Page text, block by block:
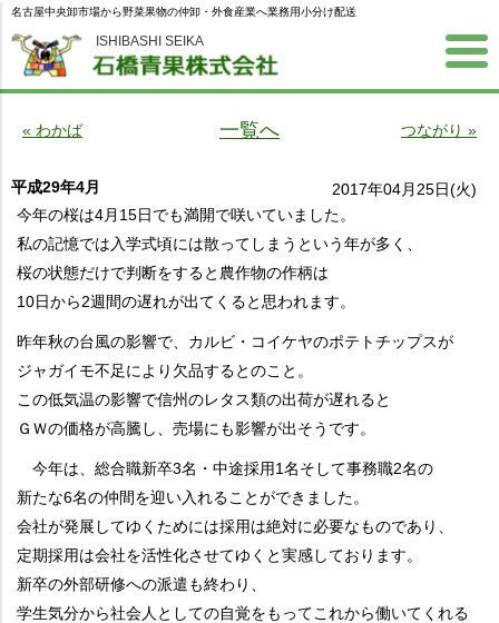
ISHIBASHI SEIKA
名古屋中央卸市場から野菜果物の仲卸・外食産業へ業務用小分け配送
« わかば 一覧へ つながり »
平成29年4月
2017年04月25日(火)
今年の桜は4月15日でも満開で咲いていました。
私の記憶では入学式頃には散ってしまうという年が多く、
桜の状態だけで判断をすると農作物の作柄は
10日から2週間の遅れが出てくると思われます。
昨年秋の台風の影響で、カルビ・コイケヤのポテトチップスが
ジャガイモ不足により欠品するとのこと。
この低気温の影響で信州のレタス類の出荷が遅れると
ＧＷの価格が高騰し、売場にも影響が出そうです。
今年は、総合職新卒3名・中途採用1名そして事務職2名の
新たな6名の仲間を迎い入れることができました。
会社が発展してゆくためには採用は絶対に必要なものであり、
定期採用は会社を活性化させてゆくと実感しております。
新卒の外部研修への派遣も終わり、
学生気分から社会人としての自覚をもってこれから働いてくれる